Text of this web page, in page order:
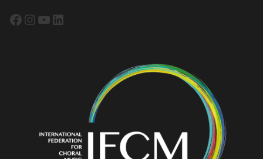
Facebook
Instagram
YouTube
LinkedIn